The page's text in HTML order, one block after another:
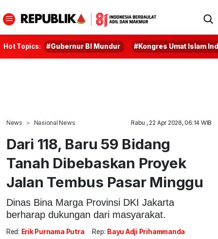
Hot Topics: #Gubernur BI Mundur #Kongres Umat Islam
News Nasional News Rabu , 22 Apr 2026, 06:14 WIB
Dari 118, Baru 59 Bidang
Tanah Dibebaskan Proyek
Jalan Tembus Pasar Minggu
Dinas Bina Marga Provinsi DKI Jakarta
berharap dukungan dari masyarakat.
Red: Erik Purnama Putra Rep: Bayu Adji Prihammanda